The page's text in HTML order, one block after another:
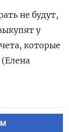
не будут,
у
которые